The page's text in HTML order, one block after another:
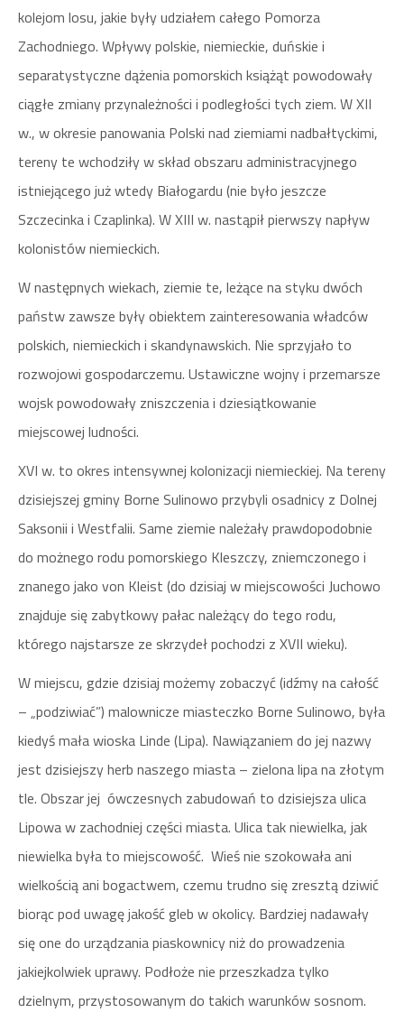
kolejom losu, jakie były udziałem całego Pomorza
Zachodniego. Wpływy polskie, niemieckie, duńskie i
separatystyczne dążenia pomorskich książąt powodowały
ciągłe zmiany przynależności i podległości tych ziem. W XII
w., w okresie panowania Polski nad ziemiami nadbałtyckimi,
tereny te wchodziły w skład obszaru administracyjnego
istniejącego już wtedy Białogardu (nie było jeszcze
Szczecinka i Czaplinka). W XIII w. nastąpił pierwszy napływ
kolonistów niemieckich.
W następnych wiekach, ziemie te, leżące na styku dwóch
państw zawsze były obiektem zainteresowania władców
polskich, niemieckich i skandynawskich. Nie sprzyjało to
rozwojowi gospodarczemu. Ustawiczne wojny i przemarsze
wojsk powodowały zniszczenia i dziesiątkowanie
miejscowej ludności.
XVI w. to okres intensywnej kolonizacji niemieckiej. Na tereny
dzisiejszej gminy Borne Sulinowo przybyli osadnicy z Dolnej
Saksonii i Westfalii. Same ziemie należały prawdopodobnie
do możnego rodu pomorskiego Kleszczy, zniemczonego i
znanego jako von Kleist (do dzisiaj w miejscowości Juchowo
znajduje się zabytkowy pałac należący do tego rodu,
którego najstarsze ze skrzydeł pochodzi z XVII wieku).
W miejscu, gdzie dzisiaj możemy zobaczyć (idźmy na całość
– „podziwiać”) malownicze miasteczko Borne Sulinowo, była
kiedyś mała wioska Linde (Lipa). Nawiązaniem do jej nazwy
jest dzisiejszy herb naszego miasta – zielona lipa na złotym
tle. Obszar jej ówczesnych zabudowań to dzisiejsza ulica
Lipowa w zachodniej części miasta. Ulica tak niewielka, jak
niewielka była to miejscowość. Wieś nie szokowała ani
wielkością ani bogactwem, czemu trudno się zresztą dziwić
biorąc pod uwagę jakość gleb w okolicy. Bardziej nadawały
się one do urządzania piaskownicy niż do prowadzenia
jakiejkolwiek uprawy. Podłoże nie przeszkadza tylko
dzielnym, przystosowanym do takich warunków sosnom.